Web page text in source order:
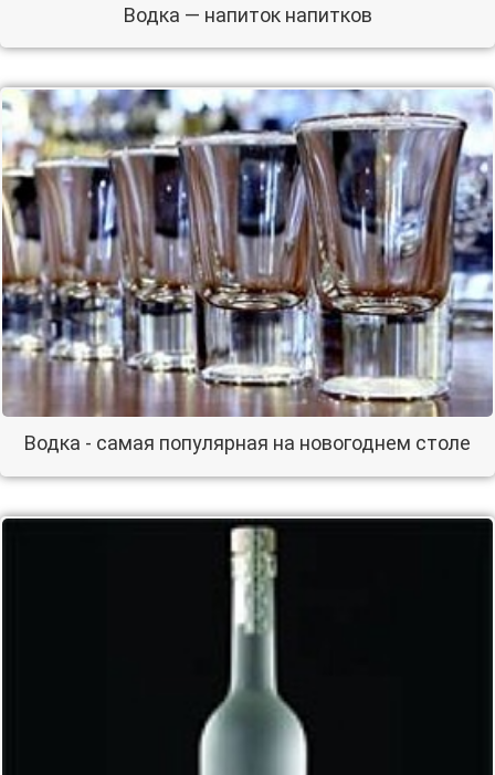
Водка — напиток напитков
Водка - самая популярная на новогоднем столе